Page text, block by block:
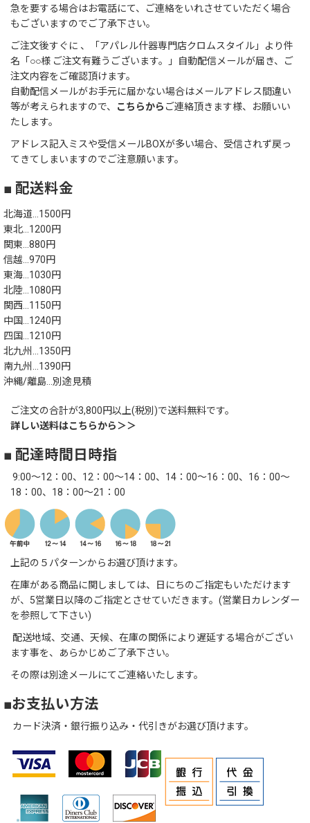
急を要する場合はお電話にて、ご連絡をいれさせていただく場合
もございますのでご了承下さい。
ご注文後すぐに 、「アパレル什器専門店クロムスタイル」より件
名「○○様 ご注文有難うございます。」自動配信メールが届き、ご
注文内容をご確認頂けます。
自動配信メールがお手元に届かない場合はメールアドレス間違い
等が考えられますので、
こちらから ご連絡頂きます様、お願いい
たします。
アドレス記入ミスや受信メールBOXが多い場合、受信されず戻っ
てきてしまいますのでご注意願います。
■ 配送料金
北海道…1500円
東北…1200円
関東…880円
信越…970円
東海…1030円
北陸…1080円
関西…1150円
中国…1240円
四国…1210円
北九州…1350円
南九州…1390円
沖縄/離島…別途見積
ご注文の合計が3,800円以上(税別)で送料無料です。
詳しい送料はこちらから＞＞
■ 配達時間日時指
9:00～12：00、12：00～14：00、14：00～16：00、16：00～
18：00、18：00～21：00
上記の５パターンからお選び頂けます。
在庫がある商品に関しましては、日にちのご指定もいただけます
が、5営業日以降のご指定とさせていだきます。(営業日カレンダー
を参照して下さい)
配送地域、交通、天候、在庫の関係により遅延する場合がござい
ます事を、あらかじめご了承下さい。
その際は別途メールにてご連絡いたします。
■お支払い方法
カード決済・銀行振り込み・代引きがお選び頂けます。